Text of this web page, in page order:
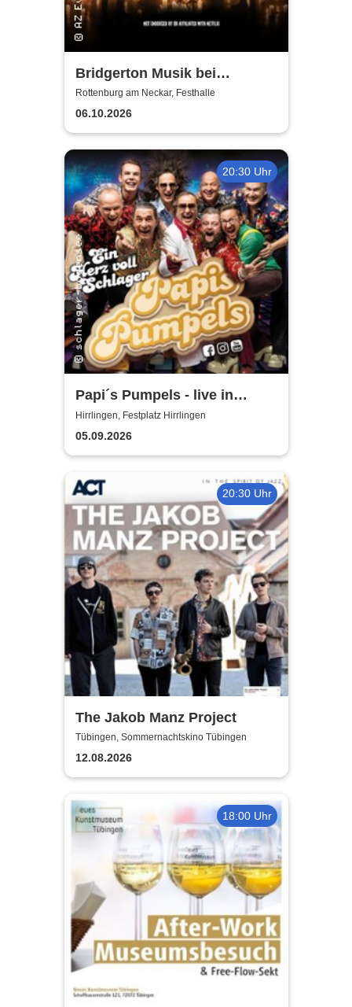
Bridgerton Musik bei
Kerzenschein
Rottenburg am Neckar, Festhalle
06.10.2026
20:30 Uhr
Papi´s Pumpels - live in
Hirrlingen
Hirrlingen, Festplatz Hirrlingen
05.09.2026
20:30 Uhr
The Jakob Manz Project
Tübingen, Sommernachtskino Tübingen
12.08.2026
18:00 Uhr